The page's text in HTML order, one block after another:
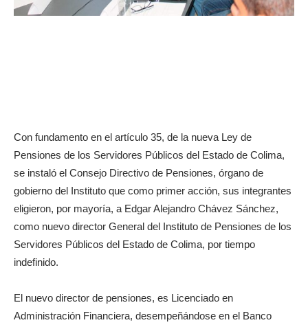
Con fundamento en el artículo 35, de la nueva Ley de
Pensiones de los Servidores Públicos del Estado de Colima,
se instaló el Consejo Directivo de Pensiones, órgano de
gobierno del Instituto que como primer acción, sus integrantes
eligieron, por mayoría, a Edgar Alejandro Chávez Sánchez,
como nuevo director General del Instituto de Pensiones de los
Servidores Públicos del Estado de Colima, por tiempo
indefinido.
El nuevo director de pensiones, es Licenciado en
Administración Financiera, desempeñándose en el Banco